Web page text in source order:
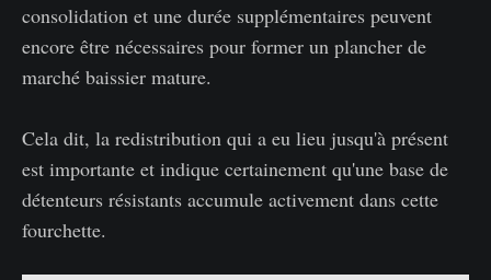
consolidation et une durée supplémentaires peuvent
encore être nécessaires pour former un plancher de
marché baissier mature.
Cela dit, la redistribution qui a eu lieu jusqu'à présent
est importante et indique certainement qu'une base de
détenteurs résistants accumule activement dans cette
fourchette.